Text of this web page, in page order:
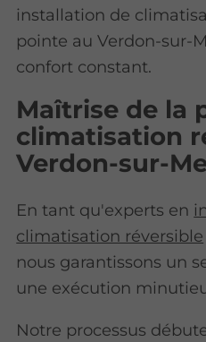
installation de
pointe au Verdon-sur-
confort constant.
Maîtrise de la
climatisation
Verdon-sur-
En tant qu'experts en
climatisation réversible
nous garantissons un
une exécution
Notre processus